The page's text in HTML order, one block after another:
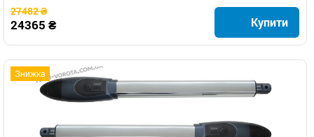
27482 ₴
24365 ₴ Купити
Знижка